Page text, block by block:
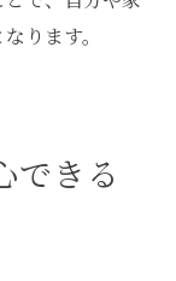
ります。
できる